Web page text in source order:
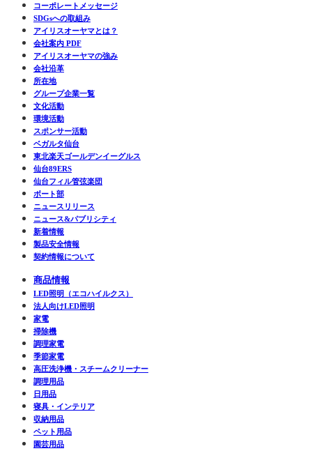
コーポレートメッセージ
SDGsへの取組み
アイリスオーヤマとは？
会社案内 PDF
アイリスオーヤマの強み
会社沿革
所在地
グループ企業一覧
文化活動
環境活動
スポンサー活動
ベガルタ仙台
東北楽天ゴールデンイーグルス
仙台89ERS
仙台フィル管弦楽団
ボート部
ニュースリリース
ニュース&パブリシティ
新着情報
製品安全情報
契約情報について
商品情報
LED照明（エコハイルクス）
法人向けLED照明
家電
掃除機
調理家電
季節家電
高圧洗浄機・スチームクリーナー
調理用品
日用品
寝具・インテリア
収納用品
ペット用品
園芸用品